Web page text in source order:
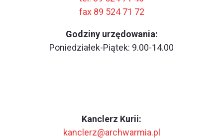
fax 89 524 71 72
Godziny urzędowania:
Poniedziałek-Piątek: 9.00-14.00
Kanclerz Kurii:
kanclerz@archwarmia.pl